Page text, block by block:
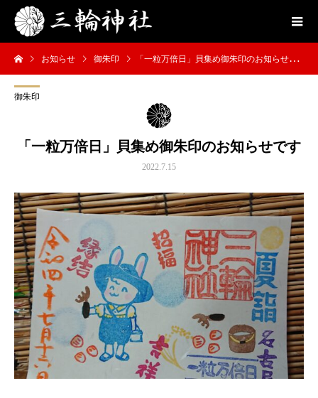
お知らせ 御朱印 「一粒万倍日」貝集め御朱印のお知らせです
御朱印
「一粒万倍日」貝集め御朱印のお知らせです
2022.7.15